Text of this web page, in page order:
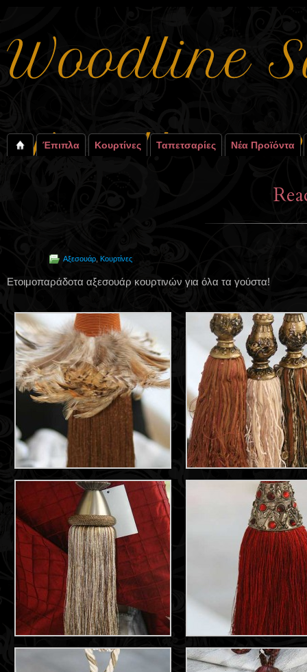
Έπιπλα Κουρτίνες Ταπετσαρίες Νέα Προϊόντα
Αξεσουάρ Κουρτίνες
Ετοιμοπαράδοτα αξεσουάρ κουρτινών για όλα τα γούστα!